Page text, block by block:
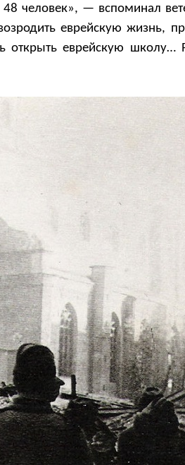
человек», — вспоминал
еврейскую жизнь,
открыть еврейскую школу…